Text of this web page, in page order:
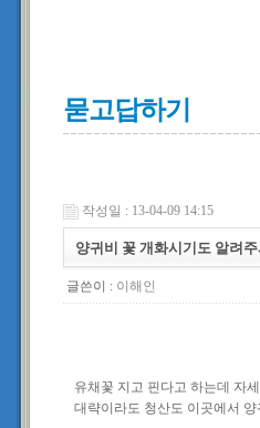
묻고답하기
작성일 : 13-04-09 14:15
양귀비 꽃 개화시기도 알려
글쓴이 : 이해인
유채꽃 지고 핀다고 하는데 자
대략이라도 청산도 이곳에서